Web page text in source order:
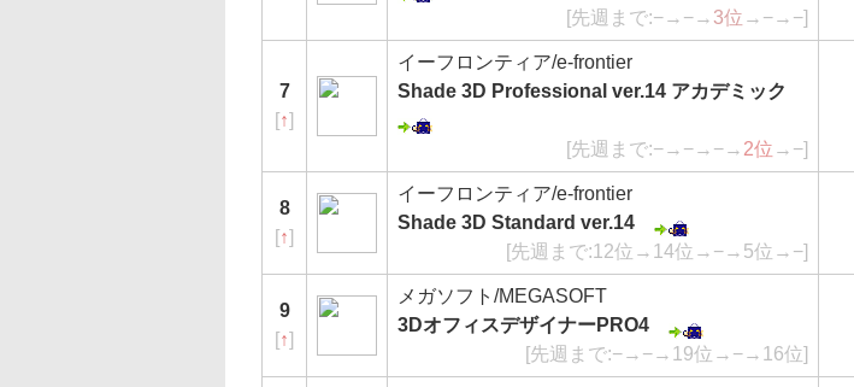
[先週まで:−→−→ 3位 →−→−]
7
[↑]
イーフロンティア/e-frontier
Shade 3D Professional ver.14 アカデミック
[先週まで:−→−→−→ 2位 →−]
8
[↑]
イーフロンティア/e-frontier
Shade 3D Standard ver.14
[先週まで:12位→14位→−→5位→−]
9
[↑]
メガソフト/MEGASOFT
3DオフィスデザイナーPRO4
[先週まで:−→−→19位→−→16位]